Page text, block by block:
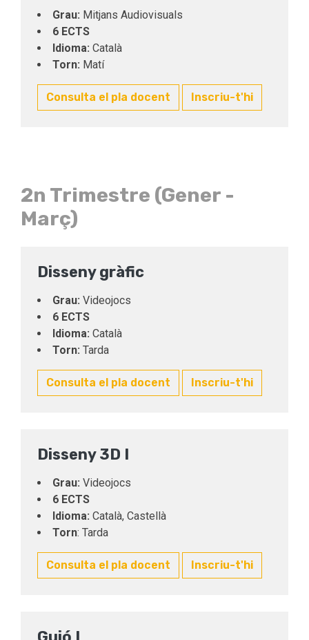
Grau: Mitjans Audiovisuals
6 ECTS
Idioma: Català
Torn: Matí
Consulta el pla docent Inscriu-t'hi
2n Trimestre (Gener -
Març)
Disseny gràfic
Grau: Videojocs
6 ECTS
Idioma: Català
Torn: Tarda
Consulta el pla docent Inscriu-t'hi
Disseny 3D I
Grau: Videojocs
6 ECTS
Idioma: Català, Castellà
Torn: Tarda
Consulta el pla docent Inscriu-t'hi